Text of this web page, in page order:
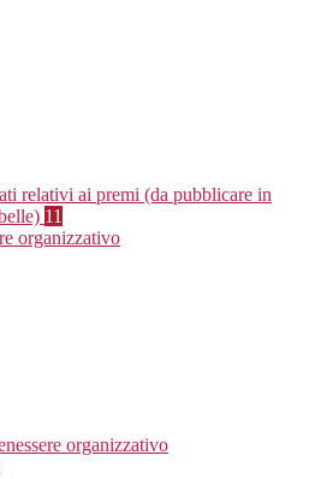
relativi ai premi (da pubblicare in
11
organizzativo
organizzativo